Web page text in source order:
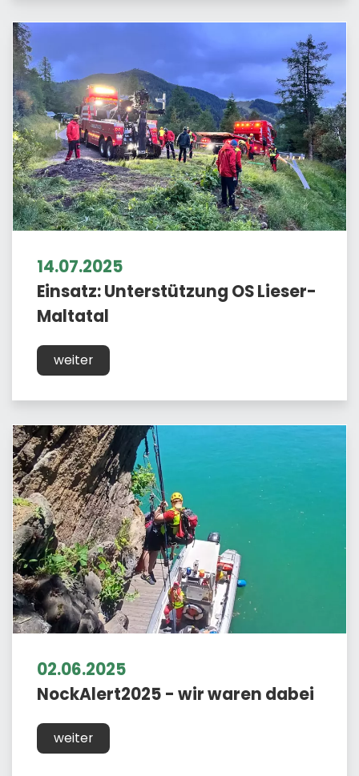
14.07.2025
Einsatz: Unterstützung OS Lieser-
Maltatal
weiter
02.06.2025
NockAlert2025 - wir waren dabei
weiter